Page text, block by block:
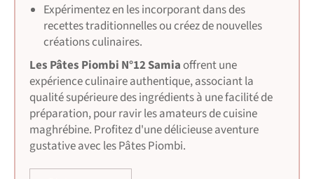
Expérimentez en les incorporant dans des
recettes traditionnelles ou créez de nouvelles
créations culinaires.
Les Pâtes Piombi N°12 Samiaoffrent une
expérience culinaire authentique, associant la
qualité supérieure des ingrédients à une facilité de
préparation, pour ravir les amateurs de cuisine
maghrébine. Profitez d'une délicieuse aventure
gustative avec les Pâtes Piombi.